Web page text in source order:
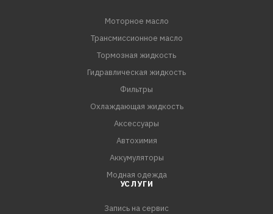
Моторное масло
Трансмиссионное масло
Тормозная жидкость
Гидравлическая жидкость
Фильтры
Охлаждающая жидкость
Аксессуары
Автохимия
Аккумуляторы
Модная одежда
УСЛУГИ
Запись на сервис